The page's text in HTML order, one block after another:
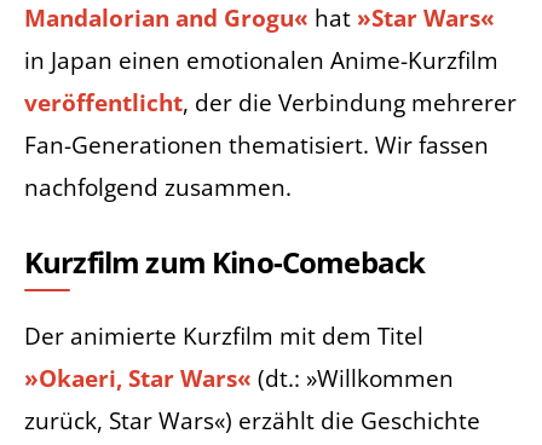
Mandalorian and Grogu« hat »Star Wars«
in Japan einen emotionalen Anime-Kurzfilm
veröffentlicht, der die Verbindung mehrerer
Fan-Generationen thematisiert. Wir fassen
nachfolgend zusammen.
Kurzfilm zum Kino-Comeback
Der animierte Kurzfilm mit dem Titel
»Okaeri, Star Wars« (dt.: »Willkommen
zurück, Star Wars«) erzählt die Geschichte